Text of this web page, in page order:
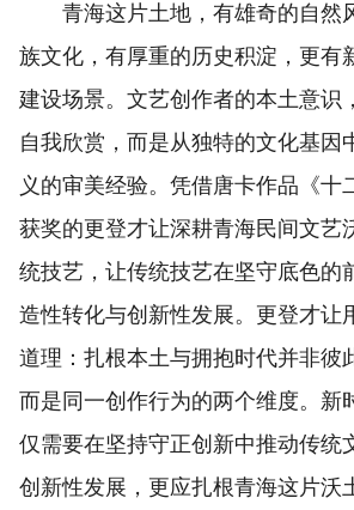
青海这片土地，有雄奇的自然
族文化，有厚重的历史积淀，更有
建设场景。文艺创作者的本土意识
自我欣赏，而是从独特的文化基因
义的审美经验。凭借唐卡作品《十
获奖的更登才让深耕青海民间文艺
统技艺，让传统技艺在坚守底色的
造性转化与创新性发展。更登才让
道理：扎根本土与拥抱时代并非彼
而是同一创作行为的两个维度。新
仅需要在坚持守正创新中推动传统
创新性发展，更应扎根青海这片沃